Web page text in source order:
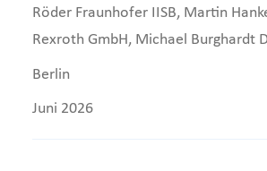
Röder Fraunhofer IISB, Martin
Rexroth GmbH, Michael Burghardt
Berlin
Juni 2026